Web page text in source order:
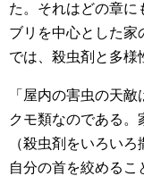
た。それはどの章に
ブリを中心とした家
では、殺虫剤と多様
「屋内の害虫の天
クモ類なのである
（殺虫剤をいろい
自分の首を絞めるこ